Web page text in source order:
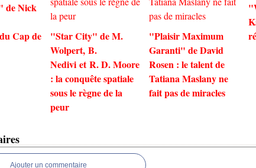
de Nick
Cap de
"Star City" de M.
Wolpert, B.
Nedivi et R. D. Moore
: la conquête spatiale
sous le règne de la
peur
"Plaisir Maximum
Garanti" de David
Rosen : le talent de
Tatiana Maslany ne
fait pas de miracles
Ajouter un commentaire